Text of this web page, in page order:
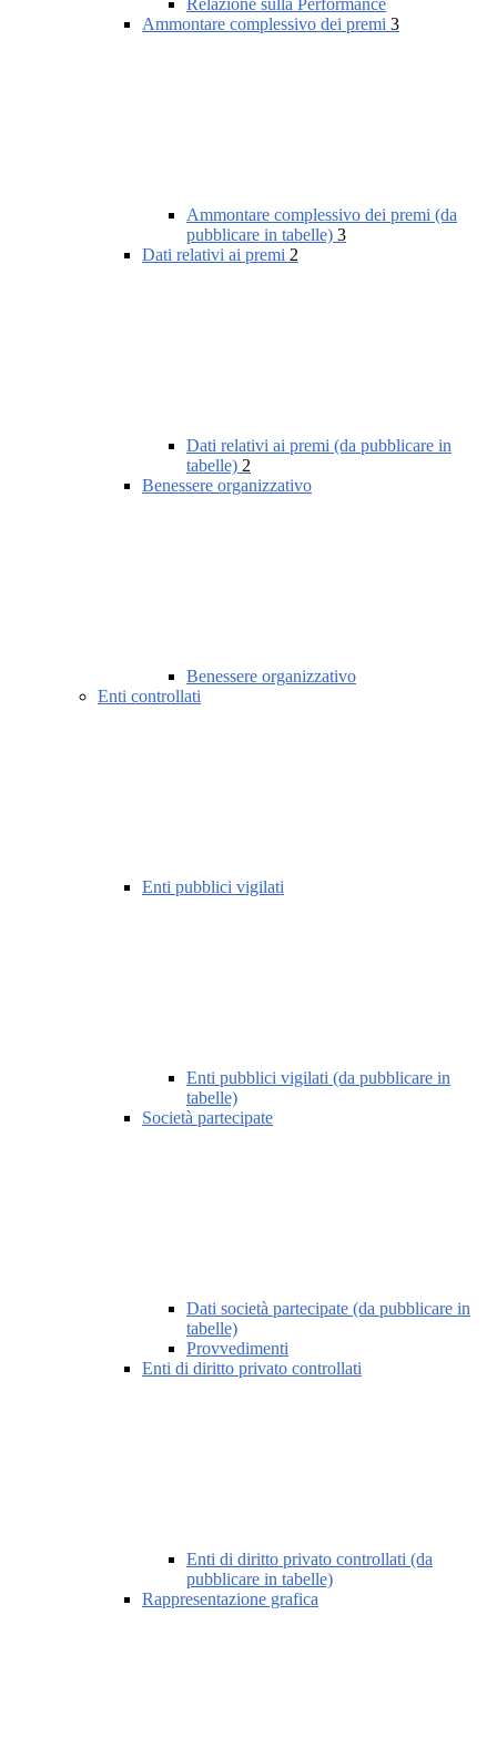
Relazione sulla Performance
Ammontare complessivo dei premi 3
Ammontare complessivo dei premi (da
pubblicare in tabelle) 3
Dati relativi ai premi 2
Dati relativi ai premi (da pubblicare in
tabelle) 2
Benessere organizzativo
Benessere organizzativo
Enti controllati
Enti pubblici vigilati
Enti pubblici vigilati (da pubblicare in
tabelle)
Società partecipate
Dati società partecipate (da pubblicare in
tabelle)
Provvedimenti
Enti di diritto privato controllati
Enti di diritto privato controllati (da
pubblicare in tabelle)
Rappresentazione grafica